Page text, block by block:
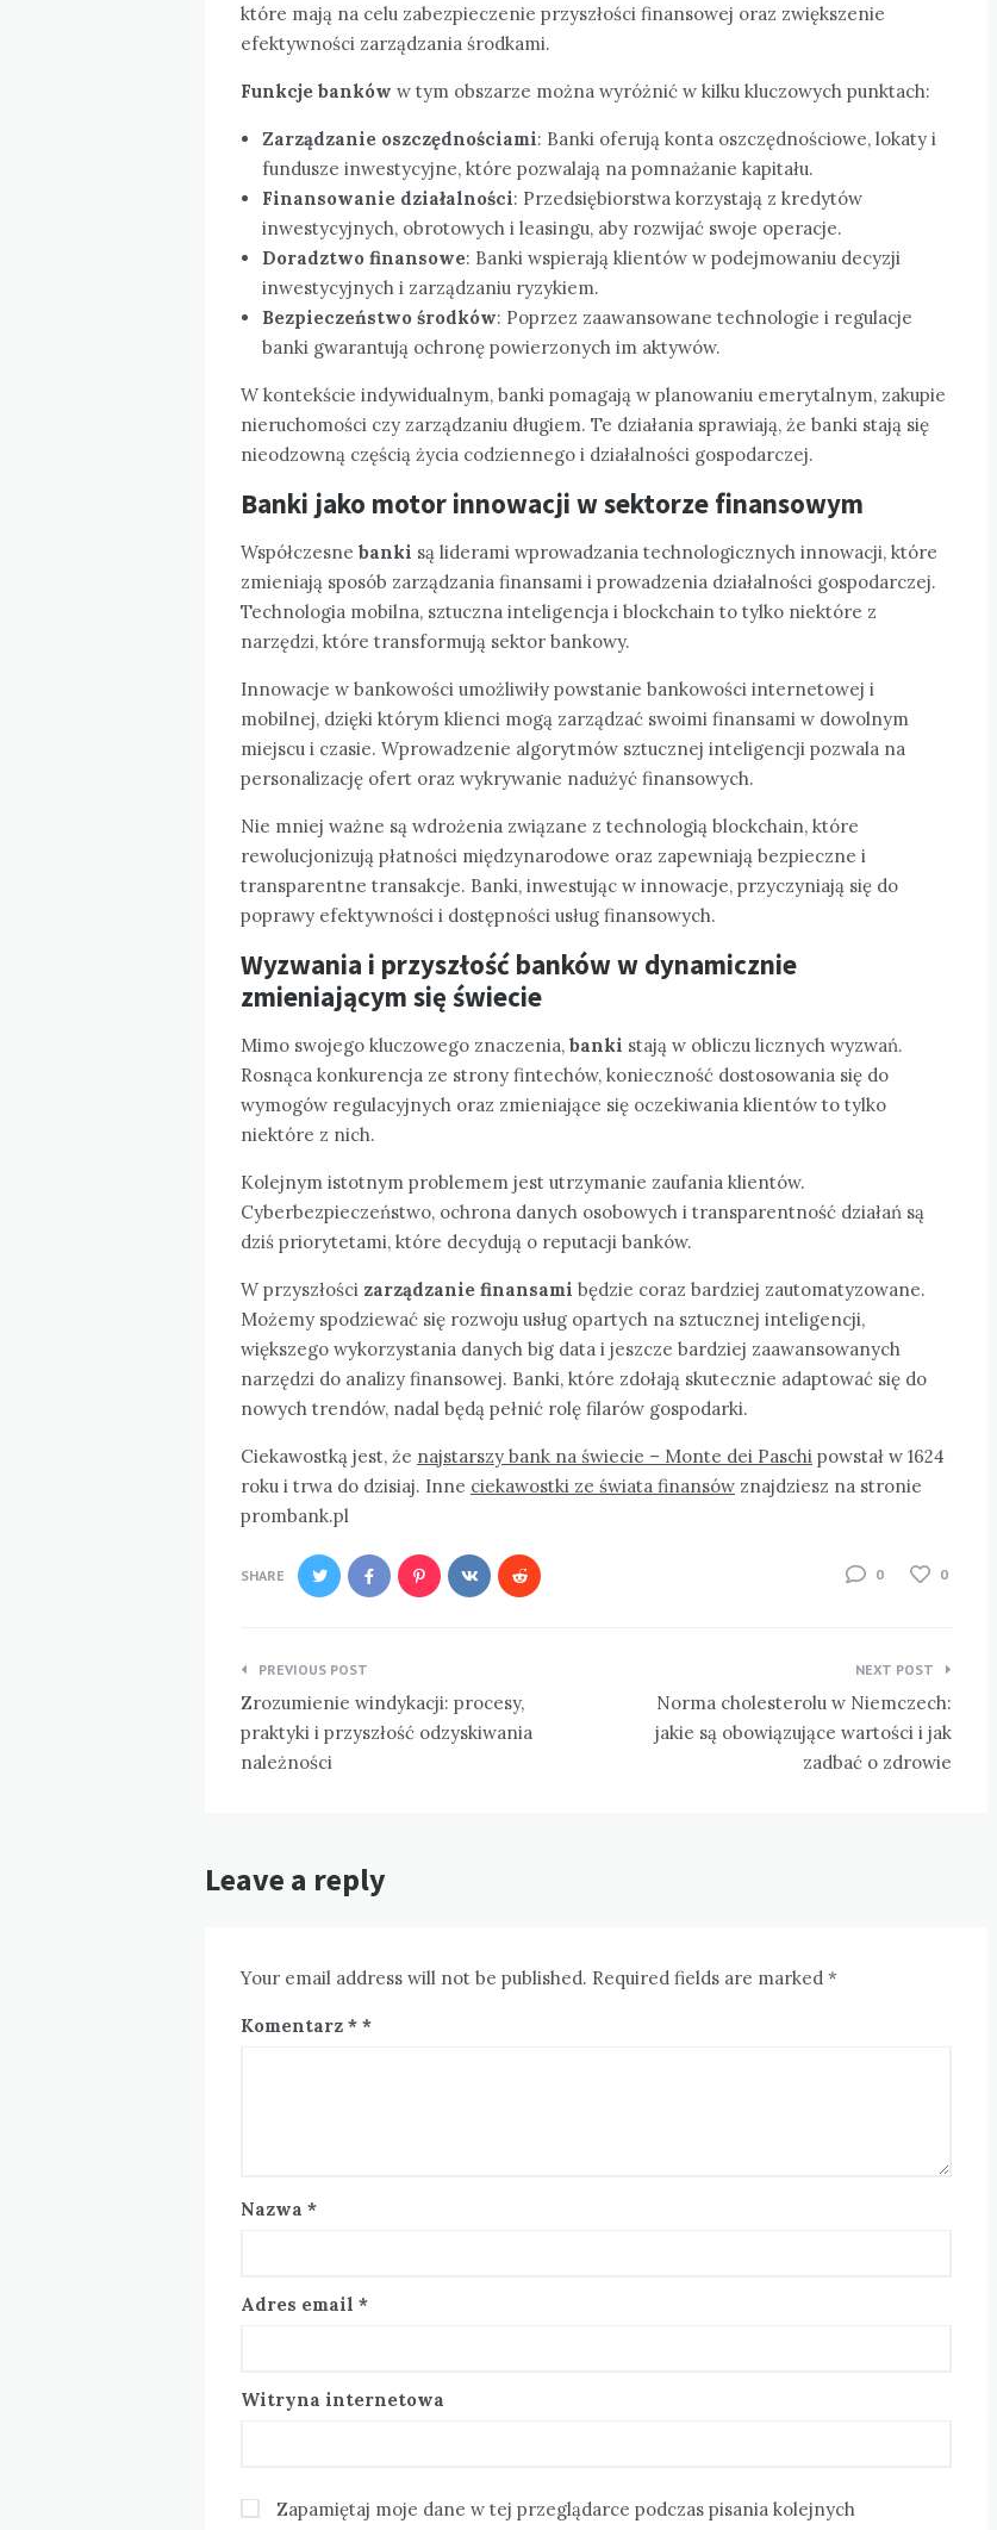
które mają na celu zabezpieczenie przyszłości finansowej oraz zwiększenie
efektywności zarządzania środkami.
Funkcje banków w tym obszarze można wyróżnić w kilku kluczowych punktach:
Zarządzanie oszczędnościami: Banki oferują konta oszczędnościowe, lokaty i
fundusze inwestycyjne, które pozwalają na pomnażanie kapitału.
Finansowanie działalności: Przedsiębiorstwa korzystają z kredytów
inwestycyjnych, obrotowych i leasingu, aby rozwijać swoje operacje.
Doradztwo finansowe: Banki wspierają klientów w podejmowaniu decyzji
inwestycyjnych i zarządzaniu ryzykiem.
Bezpieczeństwo środków: Poprzez zaawansowane technologie i regulacje
banki gwarantują ochronę powierzonych im aktywów.
W kontekście indywidualnym, banki pomagają w planowaniu emerytalnym, zakupie
nieruchomości czy zarządzaniu długiem. Te działania sprawiają, że banki stają się
nieodzowną częścią życia codziennego i działalności gospodarczej.
Banki jako motor innowacji w sektorze finansowym
Współczesne banki są liderami wprowadzania technologicznych innowacji, które
zmieniają sposób zarządzania finansami i prowadzenia działalności gospodarczej.
Technologia mobilna, sztuczna inteligencja i blockchain to tylko niektóre z
narzędzi, które transformują sektor bankowy.
Innowacje w bankowości umożliwiły powstanie bankowości internetowej i
mobilnej, dzięki którym klienci mogą zarządzać swoimi finansami w dowolnym
miejscu i czasie. Wprowadzenie algorytmów sztucznej inteligencji pozwala na
personalizację ofert oraz wykrywanie nadużyć finansowych.
Nie mniej ważne są wdrożenia związane z technologią blockchain, które
rewolucjonizują płatności międzynarodowe oraz zapewniają bezpieczne i
transparentne transakcje. Banki, inwestując w innowacje, przyczyniają się do
poprawy efektywności i dostępności usług finansowych.
Wyzwania i przyszłość banków w dynamicznie
zmieniającym się świecie
Mimo swojego kluczowego znaczenia, banki stają w obliczu licznych wyzwań.
Rosnąca konkurencja ze strony fintechów, konieczność dostosowania się do
wymogów regulacyjnych oraz zmieniające się oczekiwania klientów to tylko
niektóre z nich.
Kolejnym istotnym problemem jest utrzymanie zaufania klientów.
Cyberbezpieczeństwo, ochrona danych osobowych i transparentność działań są
dziś priorytetami, które decydują o reputacji banków.
W przyszłości zarządzanie finansami będzie coraz bardziej zautomatyzowane.
Możemy spodziewać się rozwoju usług opartych na sztucznej inteligencji,
większego wykorzystania danych big data i jeszcze bardziej zaawansowanych
narzędzi do analizy finansowej. Banki, które zdołają skutecznie adaptować się do
nowych trendów, nadal będą pełnić rolę filarów gospodarki.
Ciekawostką jest, że najstarszy bank na świecie – Monte dei Paschi powstał w 1624
roku i trwa do dzisiaj. Inne ciekawostki ze świata finansów znajdziesz na stronie
prombank.pl
SHARE 0 0
Nawigacja
wpisu
PREVIOUS POST
Zrozumienie windykacji: procesy,
praktyki i przyszłość odzyskiwania
należności
NEXT POST
Norma cholesterolu w Niemczech:
jakie są obowiązujące wartości i jak
zadbać o zdrowie
Leave a reply
Your email address will not be published. Required fields are marked *
Komentarz *
Nazwa *
Adres email *
Witryna internetowa
Zapamiętaj moje dane w tej przeglądarce podczas pisania kolejnych